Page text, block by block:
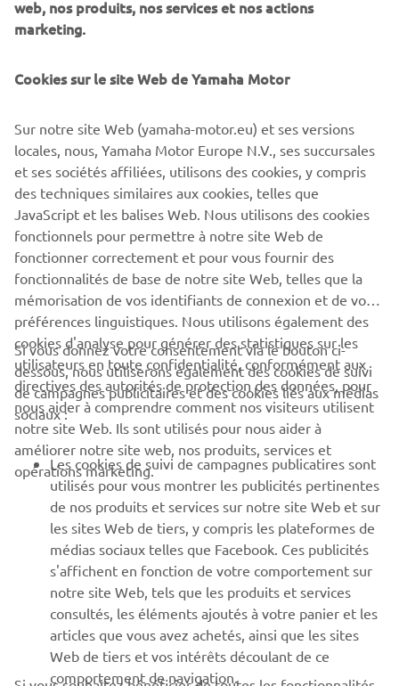
en réduisant la fatigue du pilote. La compatibilité avec les
professionnels, cette gamme met l'accent sur la fiabilité,
la résistance à la corrosion et la simplification de
l'entretien, afin de minimiser les temps d'immobilisation.
GAMME V6 COMMERCIAL
CORPORATE
PROS & B2B
PLUS YAMAHA
SUPPORT
NEWSLETTER
Découvrez en exclusivité les dernières offres, les événements
spéciaux, les nouveautés et bien plus encore
web, nos produits, nos services et nos actions
marketing.
Cookies sur le site Web de Yamaha Motor
Sur notre site Web (yamaha-motor.eu) et ses versions
locales, nous, Yamaha Motor Europe N.V., ses succursales
et ses sociétés affiliées, utilisons des cookies, y compris
des techniques similaires aux cookies, telles que
JavaScript et les balises Web. Nous utilisons des cookies
fonctionnels pour permettre à notre site Web de
fonctionner correctement et pour vous fournir des
fonctionnalités de base de notre site Web, telles que la
mémorisation de vos identifiants de connexion et de vos
préférences linguistiques. Nous utilisons également des
cookies d'analyse pour générer des statistiques sur les
utilisateurs en toute confidentialité, conformément aux
directives des autorités de protection des données, pour
nous aider à comprendre comment nos visiteurs utilisent
notre site Web. Ils sont utilisés pour nous aider à
améliorer notre site web, nos produits, services et
opérations marketing.
Si vous donnez votre consentement via le bouton ci-
dessous, nous utiliserons également des cookies de suivi
de campagnes publicitaires et des cookies liés aux médias
sociaux :
Les cookies de suivi de campagnes publicatires sont
utilisés pour vous montrer les publicités pertinentes
de nos produits et services sur notre site Web et sur
les sites Web de tiers, y compris les plateformes de
médias sociaux telles que Facebook. Ces publicités
s'affichent en fonction de votre comportement sur
notre site Web, tels que les produits et services
consultés, les éléments ajoutés à votre panier et les
articles que vous avez achetés, ainsi que les sites
Web de tiers et vos intérêts découlant de ce
comportement de navigation.